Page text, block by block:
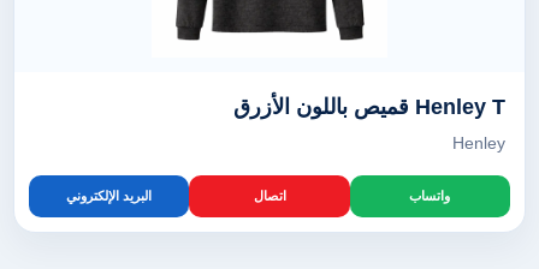
Henley T قميص باللون الأزرق
Henley
واتساب اتصال البريد الإلكتروني